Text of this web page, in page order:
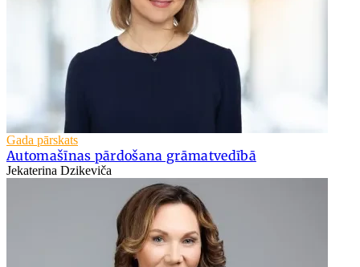
Gada pārskats
Automašīnas pārdošana grāmatvedībā
Jekaterina Dzikeviča